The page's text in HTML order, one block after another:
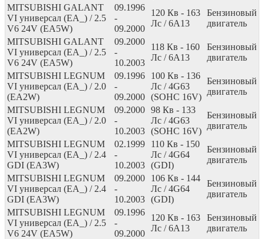
MITSUBISHI GALANT
VI универсал (EA_) / 2.5
V6 24V (EA5W)
09.1996
-
09.2000
120 Кв - 163
Лс / 6A13
Бензиновый
двигатель
MITSUBISHI GALANT
VI универсал (EA_) / 2.5
V6 24V (EA5W)
09.2000
-
10.2003
118 Кв - 160
Лс / 6A13
Бензиновый
двигатель
MITSUBISHI LEGNUM
VI универсал (EA_) / 2.0
(EA2W)
09.1996
-
09.2000
100 Кв - 136
Лс / 4G63
(SOHC 16V)
Бензиновый
двигатель
MITSUBISHI LEGNUM
VI универсал (EA_) / 2.0
(EA2W)
09.2000
-
10.2003
98 Кв - 133
Лс / 4G63
(SOHC 16V)
Бензиновый
двигатель
MITSUBISHI LEGNUM
VI универсал (EA_) / 2.4
GDI (EA3W)
02.1999
-
10.2003
110 Кв - 150
Лс / 4G64
(GDI)
Бензиновый
двигатель
MITSUBISHI LEGNUM
VI универсал (EA_) / 2.4
GDI (EA3W)
09.2000
-
10.2003
106 Кв - 144
Лс / 4G64
(GDI)
Бензиновый
двигатель
MITSUBISHI LEGNUM
VI универсал (EA_) / 2.5
V6 24V (EA5W)
09.1996
-
09.2000
120 Кв - 163
Лс / 6A13
Бензиновый
двигатель